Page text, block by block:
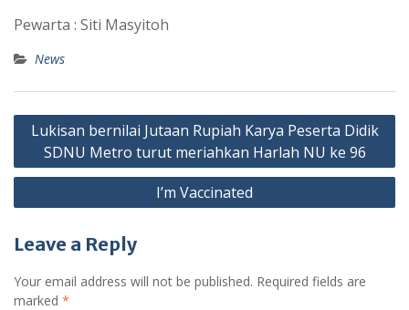
Pewarta : Siti Masyitoh
News
Post
navigation
Lukisan bernilai Jutaan Rupiah Karya Peserta Didik
SDNU Metro turut meriahkan Harlah NU ke 96
I’m Vaccinated
Leave a Reply
Your email address will not be published. Required fields are
marked *